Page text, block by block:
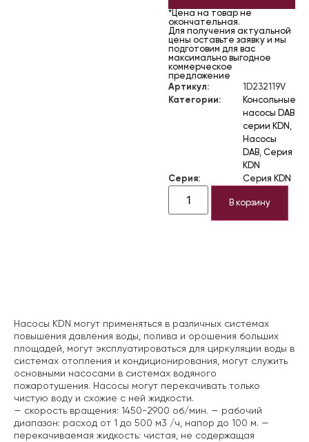
*Цена на товар не
окончательная.
Для получения актуальной
цены оставьте заявку и мы
подготовим для вас
максимально выгодное
коммерческое
предложение
Артикул:
1D232119V
Категории:
Консольные
насосы DAB
серии KDN ,
Насосы
DAB, Серия
KDN
Серия:
Серия KDN
В корзину
Насосы KDN могут применяться в различных системах
повышения давления воды, полива и орошения больших
площадей, могут эксплуатироваться для циркуляции воды в
системах отопления и кондиционирования, могут служить
основными насосами в системах водяного
пожаротушения. Насосы могут перекачивать только
чистую воду и схожие с ней жидкости.
— скорость вращения: 1450-2900 об/мин. — рабочий
диапазон: расход от 1 до 500 м3 /ч, напор до 100 м. —
перекачиваемая жидкость: чистая, не содержащая